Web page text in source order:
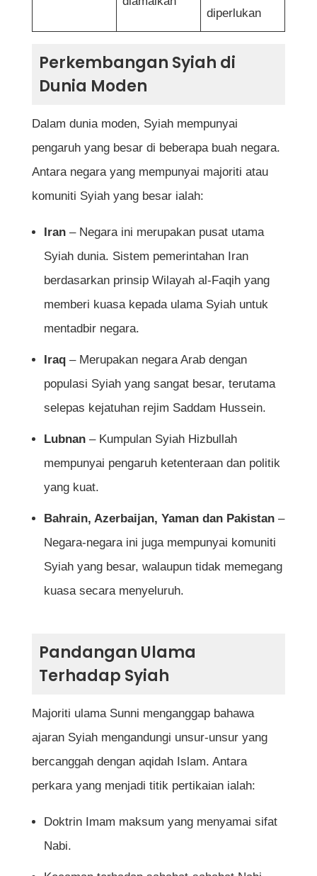
diperlukan
Perkembangan Syiah di
Dunia Moden
Dalam dunia moden, Syiah mempunyai
pengaruh yang besar di beberapa buah negara.
Antara negara yang mempunyai majoriti atau
komuniti Syiah yang besar ialah:
Iran– Negara ini merupakan pusat utama
Syiah dunia. Sistem pemerintahan Iran
berdasarkan prinsip Wilayah al-Faqih yang
memberi kuasa kepada ulama Syiah untuk
mentadbir negara.
Iraq– Merupakan negara Arab dengan
populasi Syiah yang sangat besar, terutama
selepas kejatuhan rejim Saddam Hussein.
Lubnan– Kumpulan Syiah Hizbullah
mempunyai pengaruh ketenteraan dan politik
yang kuat.
Bahrain, Azerbaijan, Yaman dan Pakistan–
Negara-negara ini juga mempunyai komuniti
Syiah yang besar, walaupun tidak memegang
kuasa secara menyeluruh.
Pandangan Ulama
Terhadap Syiah
Majoriti ulama Sunni menganggap bahawa
ajaran Syiah mengandungi unsur-unsur yang
bercanggah dengan aqidah Islam. Antara
perkara yang menjadi titik pertikaian ialah:
Doktrin Imam maksum yang menyamai sifat
Nabi.